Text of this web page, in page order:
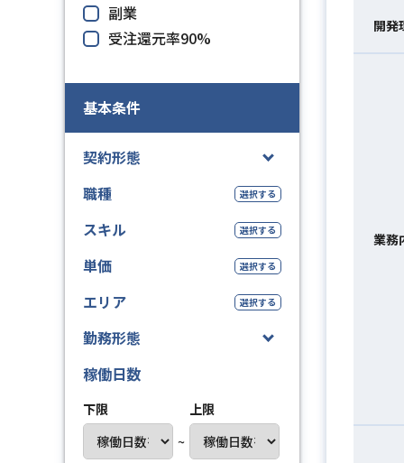
副業
受注還元率90%
基本条件
契約形態
職種
選択する
スキル 選択する
単価 選択する
エリア 選択する
勤務形態
稼働日数
下限
~
上限
開発
業務